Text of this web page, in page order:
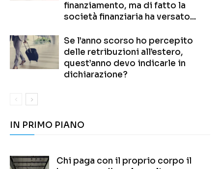
finanziamento, ma di fatto la
società finanziaria ha versato...
Se l’anno scorso ho percepito
delle retribuzioni all’estero,
quest’anno devo indicarle in
dichiarazione?
IN PRIMO PIANO
Chi paga con il proprio corpo il